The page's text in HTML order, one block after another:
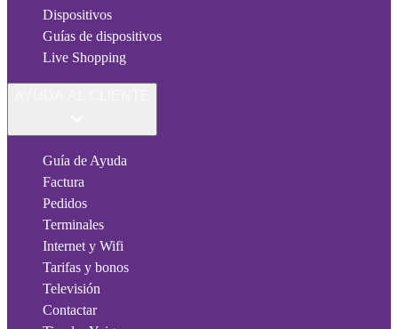
Dispositivos
Guías de dispositivos
Live Shopping
Guía de Ayuda
Factura
Pedidos
Terminales
Internet y Wifi
Tarifas y bonos
Televisión
Contactar